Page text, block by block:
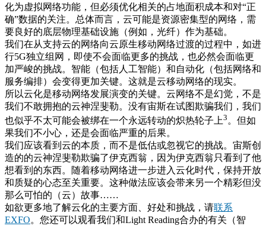
化为虚拟网络功能，但必须优化相关的占地面积成本和对“正
确”数据的关注。总体而言，云可能是资源密集型的网络，需
要良好的底层物理基础设施（例如，光纤）作为基础。
我们在从支持云的网络向云原生移动网络过渡的过程中，如进
行5G独立组网，即使不会面临更多的挑战，也必然会面临更
加严峻的挑战。智能（包括人工智能）和自动化（包括网络和
服务编排）会变得更加关键。这就是云移动网络的现实。
所以云化是移动网络发展演变的关键。云网络不是幻觉，不是
我们不敢拥抱的云神涅斐勒。没有宙斯在试图欺骗我们，我们
也似乎不太可能会被绑在一个永远转动的炽热轮子上3 。但如
果我们不小心，还是会面临严重的后果。
我们应该看到云的本质，而不是低估或忽视它的挑战。宙斯创
造的的云神涅斐勒欺骗了伊克西翁，因为伊克西翁只看到了他
想看到的东西。随着移动网络进一步进入云化时代，保持开放
和质疑的心态至关重要。这种做法应该会带来另一个精彩但没
那么可怕的（云）故事……
如欲更多地了解云化的主要方面、好处和挑战，请联系
EXFO。您还可以观看我们和Light Reading合办的有关（智